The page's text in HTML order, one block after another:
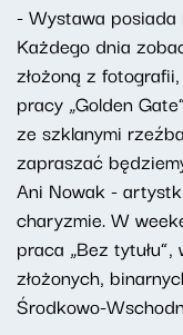
- Wystawa
Każdego dnia
złożoną z
pracy „Golden
ze szklanymi
zapraszać
Ani Nowak -
charyzmie. W
praca „Bez
złożonych,
Środkowo-